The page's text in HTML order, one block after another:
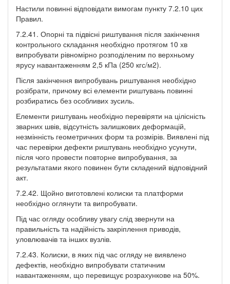
Настили повинні відповідати вимогам пункту 7.2.10 цих
Правил.
7.2.41. Опорні та підвісні риштування після закінчення
контрольного складання необхідно протягом 10 хв
випробувати рівномірно розподіленим по верхньому
ярусу навантаженням 2,5 кПа (250 кгс/м2).
Після закінчення випробувань риштування необхідно
розібрати, причому всі елементи риштувань повинні
розбиратись без особливих зусиль.
Елементи риштувань необхідно перевіряти на цілісність
зварних швів, відсутність залишкових деформацій,
незмінність геометричних форм та розмірів. Виявлені під
час перевірки дефекти риштувань необхідно усунути,
після чого провести повторне випробування, за
результатами якого повинен бути складений відповідний
акт.
7.2.42. Щойно виготовлені колиски та платформи
необхідно оглянути та випробувати.
Під час огляду особливу увагу слід звернути на
правильність та надійність закріплення приводів,
уловлювачів та інших вузлів.
7.2.43. Колиски, в яких під час огляду не виявлено
дефектів, необхідно випробувати статичним
навантаженням, що перевищує розрахункове на 50%.